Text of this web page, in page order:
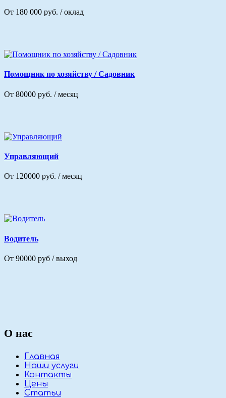
От 180 000 руб. / оклад
Помощник по хозяйству / Садовник
От 80000 руб. / месяц
Управляющий
От 120000 руб. / месяц
Водитель
От 90000 руб / выход
О нас
Главная
Наши услуги
Контакты
Цены
Статьи